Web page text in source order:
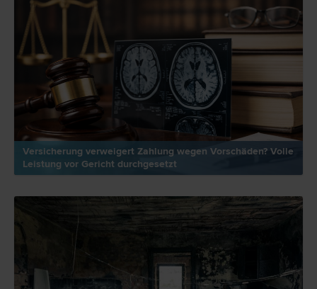
Versicherung verweigert Zahlung wegen Vorschäden? Volle
Leistung vor Gericht durchgesetzt